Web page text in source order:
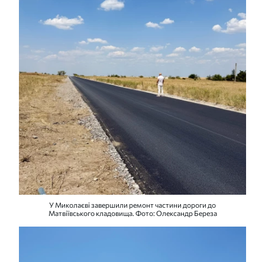
У Миколаєві завершили ремонт частини дороги до
Матвіївського кладовища. Фото: Олександр Береза